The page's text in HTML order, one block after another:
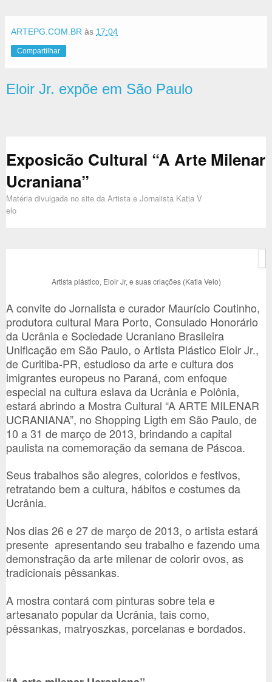
ARTEPG.COM.BR às 17:04
Compartilhar
Eloir Jr. expõe em São Paulo
Exposicão Cultural “A Arte Milenar
Ucraniana”
Matéria divulgada no site da Artista e Jornalista Katia V
elo
Artista plástico, Eloir Jr, e suas criações (Katia Velo)
A convite do Jornalista e curador Maurício Coutinho,
produtora cultural Mara Porto, Consulado Honorário
da Ucrânia e Sociedade Ucraniano Brasileira
Unificação em São Paulo, o Artista Plástico Eloir Jr.,
de Curitiba-PR, estudioso da arte e cultura dos
imigrantes europeus no Paraná, com enfoque
especial na cultura eslava da Ucrânia e Polônia,
estará abrindo a Mostra Cultural “A ARTE MILENAR
UCRANIANA”, no Shopping Ligth em São Paulo, de
10 a 31 de março de 2013, brindando a capital
paulista na comemoração da semana de Páscoa.
Seus trabalhos são alegres, coloridos e festivos,
retratando bem a cultura, hábitos e costumes da
Ucrânia.
Nos dias 26 e 27 de março de 2013, o artista estará
presente apresentando seu trabalho e fazendo uma
demonstração da arte milenar de colorir ovos, as
tradicionais pêssankas.
A mostra contará com pinturas sobre tela e
artesanato popular da Ucrânia, tais como,
pêssankas, matryoszkas, porcelanas e bordados.